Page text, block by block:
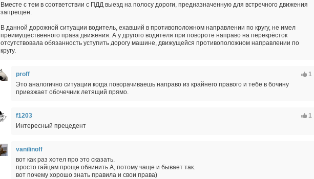
Вместе с тем в соответствии с ПДД выезд на полосу дороги, предназначенную для встречного движения
запрещен.
В данной дорожной ситуации водитель, ехавший в противоположном направлении по кругу, не имел
преимущественного права движения. А у другого водителя при повороте направо на перекрёсток
отсутствовала обязанность уступить дорогу машине, движущейся противоположном направлении по
кругу.
1
proff
Это аналогично ситуации когда поворачиваешь направо из крайнего правого и тебе в бочину
приезжает обочечник летящий прямо.
1
f1203
Интересный прецедент
vanilinoff
вот как раз хотел про это сказать.
просто гайцам проще обвинить А, потому чаще и бывает так.
вот почему хорошо знать правила и свои права)